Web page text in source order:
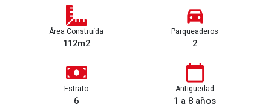
Área Construída
112m2
Parqueaderos
2
Estrato
6
Antiguedad
1 a 8 años